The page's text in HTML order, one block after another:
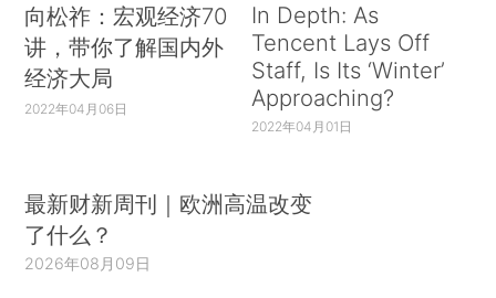
向松祚：宏观经济70
讲，带你了解国内外
经济大局
2022年04月06日
In Depth: As
Tencent Lays Off
Staff, Is Its ‘Winter’
Approaching?
2022年04月01日
最新财新周刊｜欧洲高温改变
了什么？
2026年08月09日